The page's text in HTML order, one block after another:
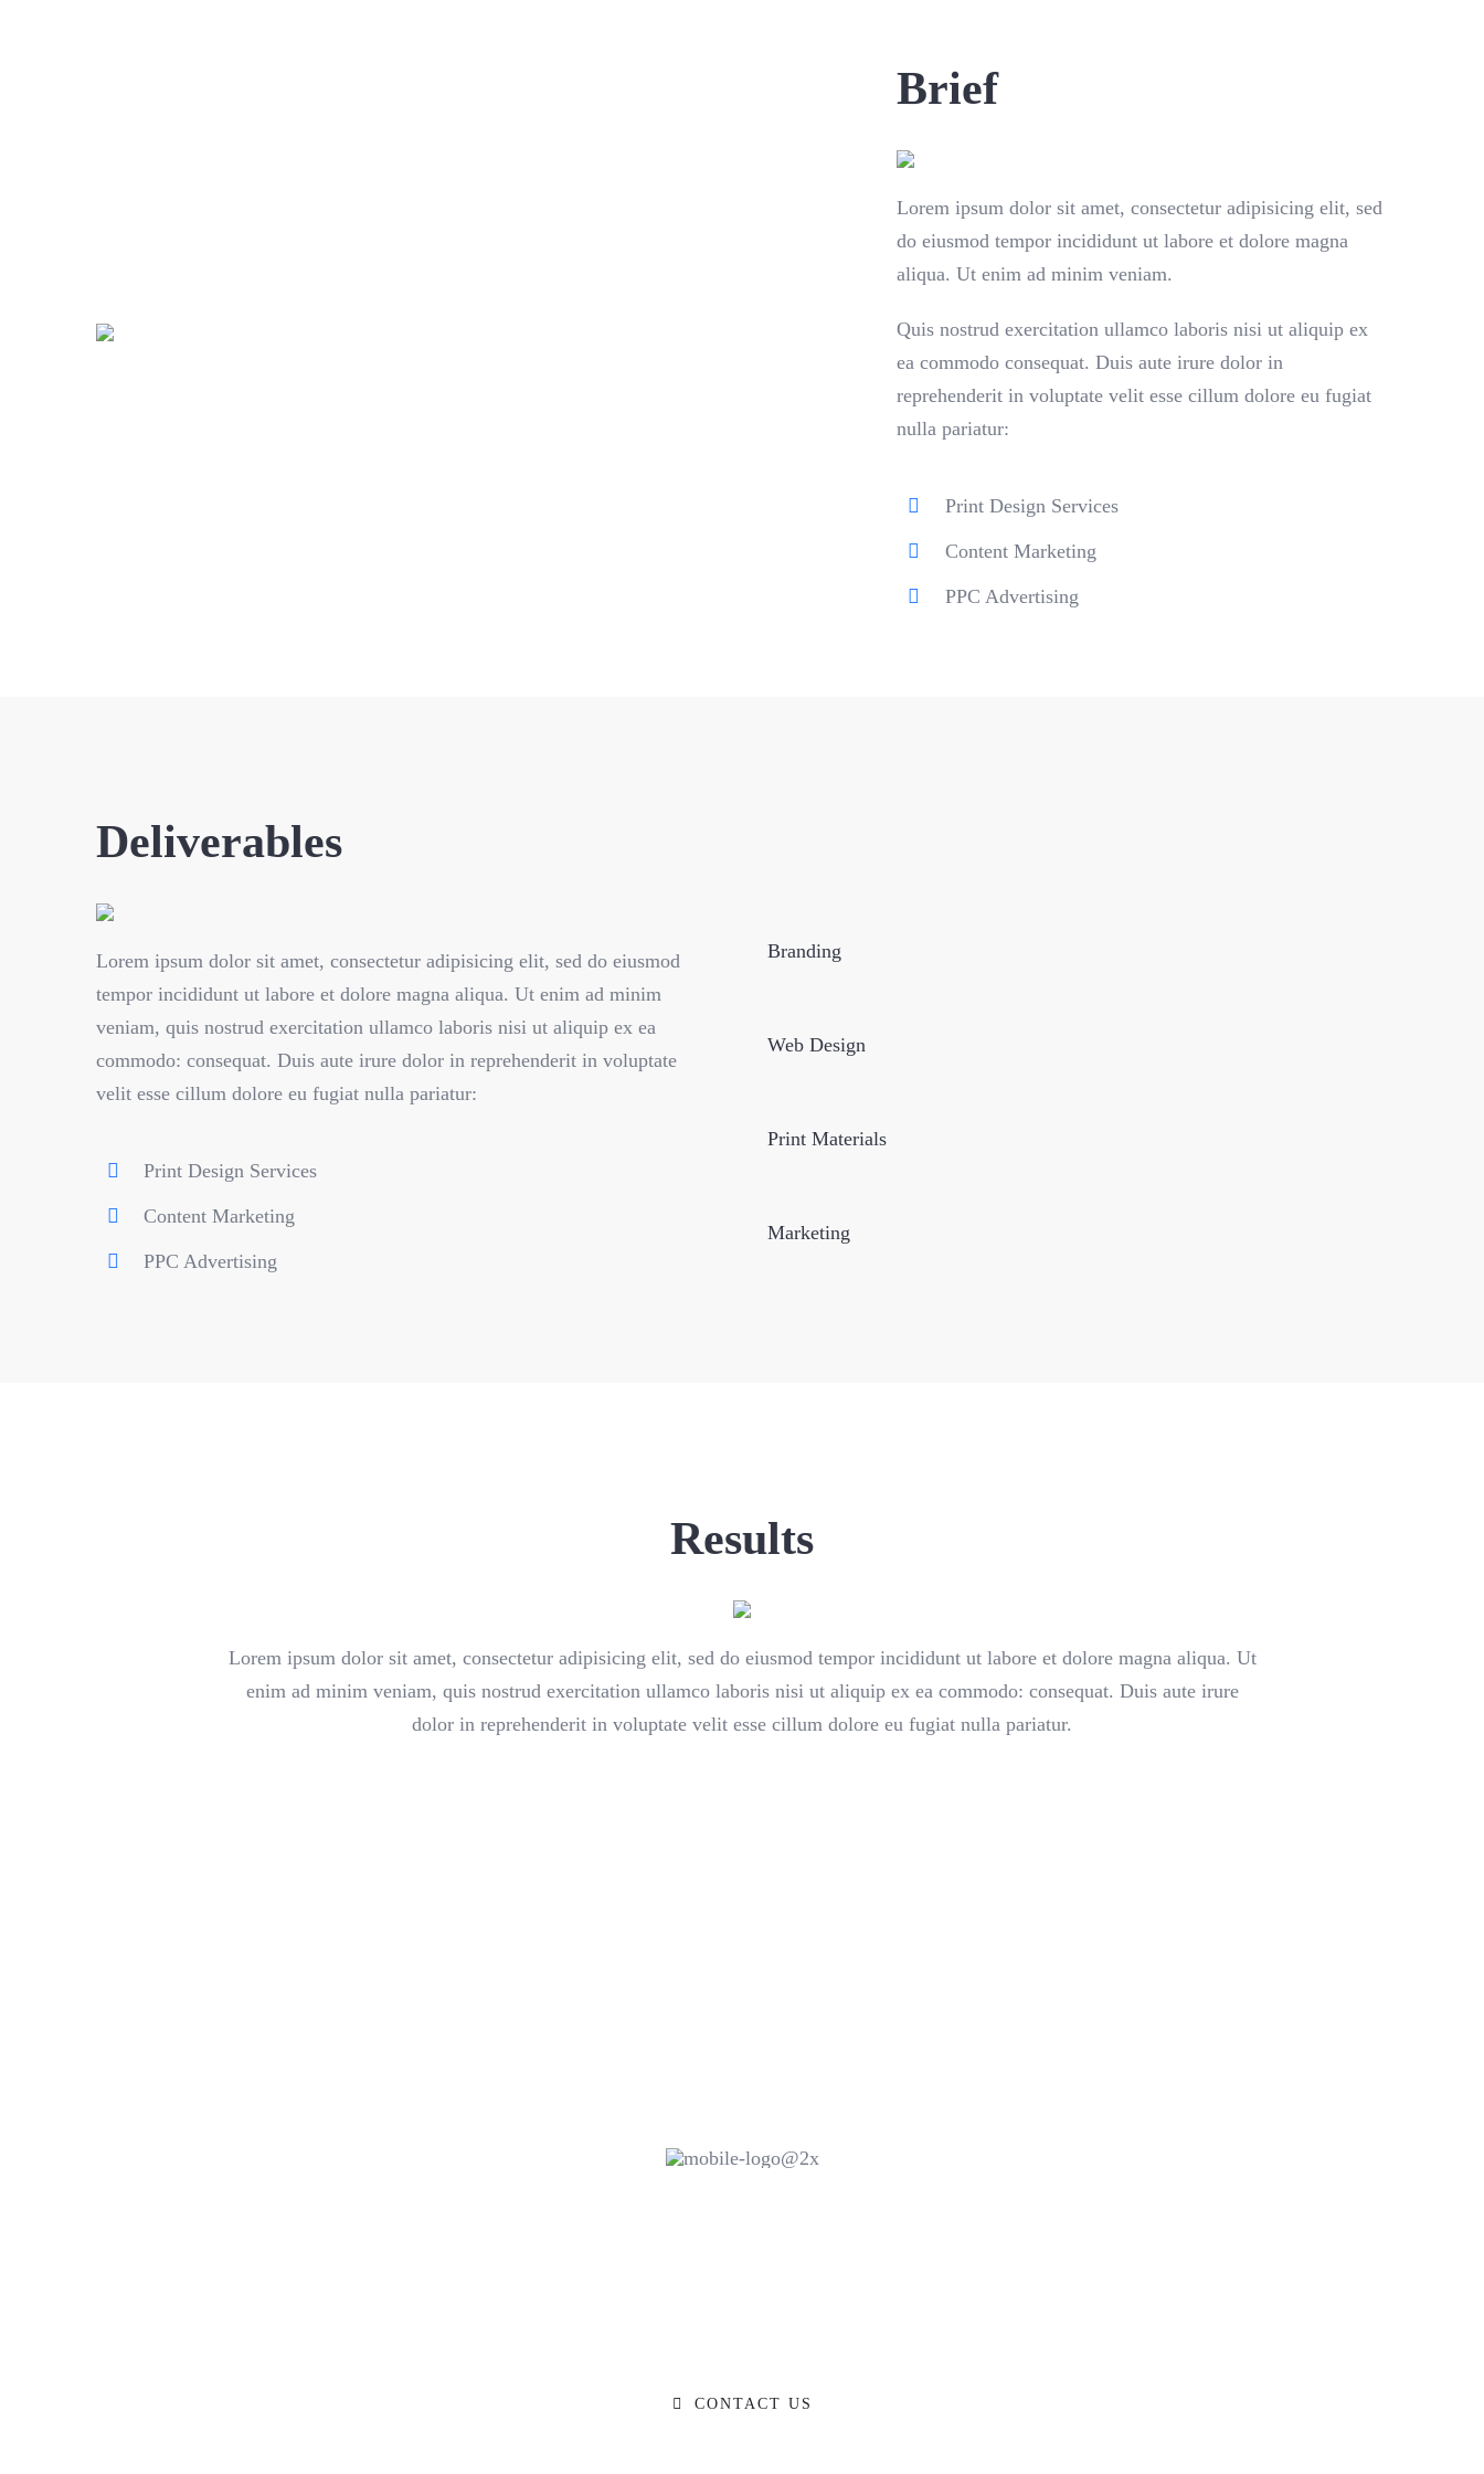
Brief
Lorem ipsum dolor sit amet, consectetur adipisicing elit, sed
do eiusmod tempor incididunt ut labore et dolore magna
aliqua. Ut enim ad minim veniam.
Quis nostrud exercitation ullamco laboris nisi ut aliquip ex
ea commodo consequat. Duis aute irure dolor in
reprehenderit in voluptate velit esse cillum dolore eu fugiat
nulla pariatur:
Print Design Services
Content Marketing
PPC Advertising
Deliverables
Lorem ipsum dolor sit amet, consectetur adipisicing elit, sed do eiusmod
tempor incididunt ut labore et dolore magna aliqua. Ut enim ad minim
veniam, quis nostrud exercitation ullamco laboris nisi ut aliquip ex ea
commodo: consequat. Duis aute irure dolor in reprehenderit in voluptate
velit esse cillum dolore eu fugiat nulla pariatur:
Print Design Services
Content Marketing
PPC Advertising
Branding
Web Design
Print Materials
Marketing
Results
Lorem ipsum dolor sit amet, consectetur adipisicing elit, sed do eiusmod tempor incididunt ut labore et dolore magna aliqua. Ut
enim ad minim veniam, quis nostrud exercitation ullamco laboris nisi ut aliquip ex ea commodo: consequat. Duis aute irure
dolor in reprehenderit in voluptate velit esse cillum dolore eu fugiat nulla pariatur.
CONTACT US